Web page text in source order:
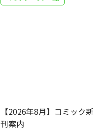
【2026年8月】コミック新
刊案内